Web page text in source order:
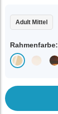
Adult Mittel
Rahmenfarbe: